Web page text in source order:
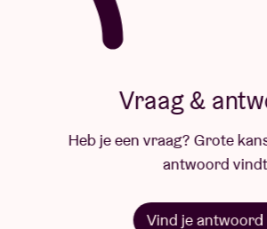
Vraag &
Heb je een vraag? Grote kans
antwoord vindt.
Vind je antwoord